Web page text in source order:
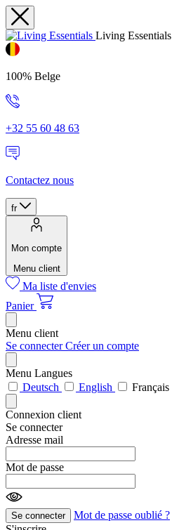
Living Essentials
100% Belge
+32 55 60 48 63
Contactez nous
fr
Mon compte
Menu client
Ma liste d'envies
Panier
Menu client
Se connecterCréer un compte
Menu Langues
Deutsch
English Français
Connexion client
Se connecter
Adresse mail
Mot de passe
Se connecter
Mot de passe oublié ?